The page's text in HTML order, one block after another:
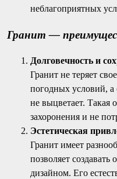
неблагоприятных
Гранит —
Долговечность и
Гранит не теряет
погодных условий, а
не выцветает. Такая
захоронения и не
Эстетическая
Гранит имеет
позволяет
дизайном. Его